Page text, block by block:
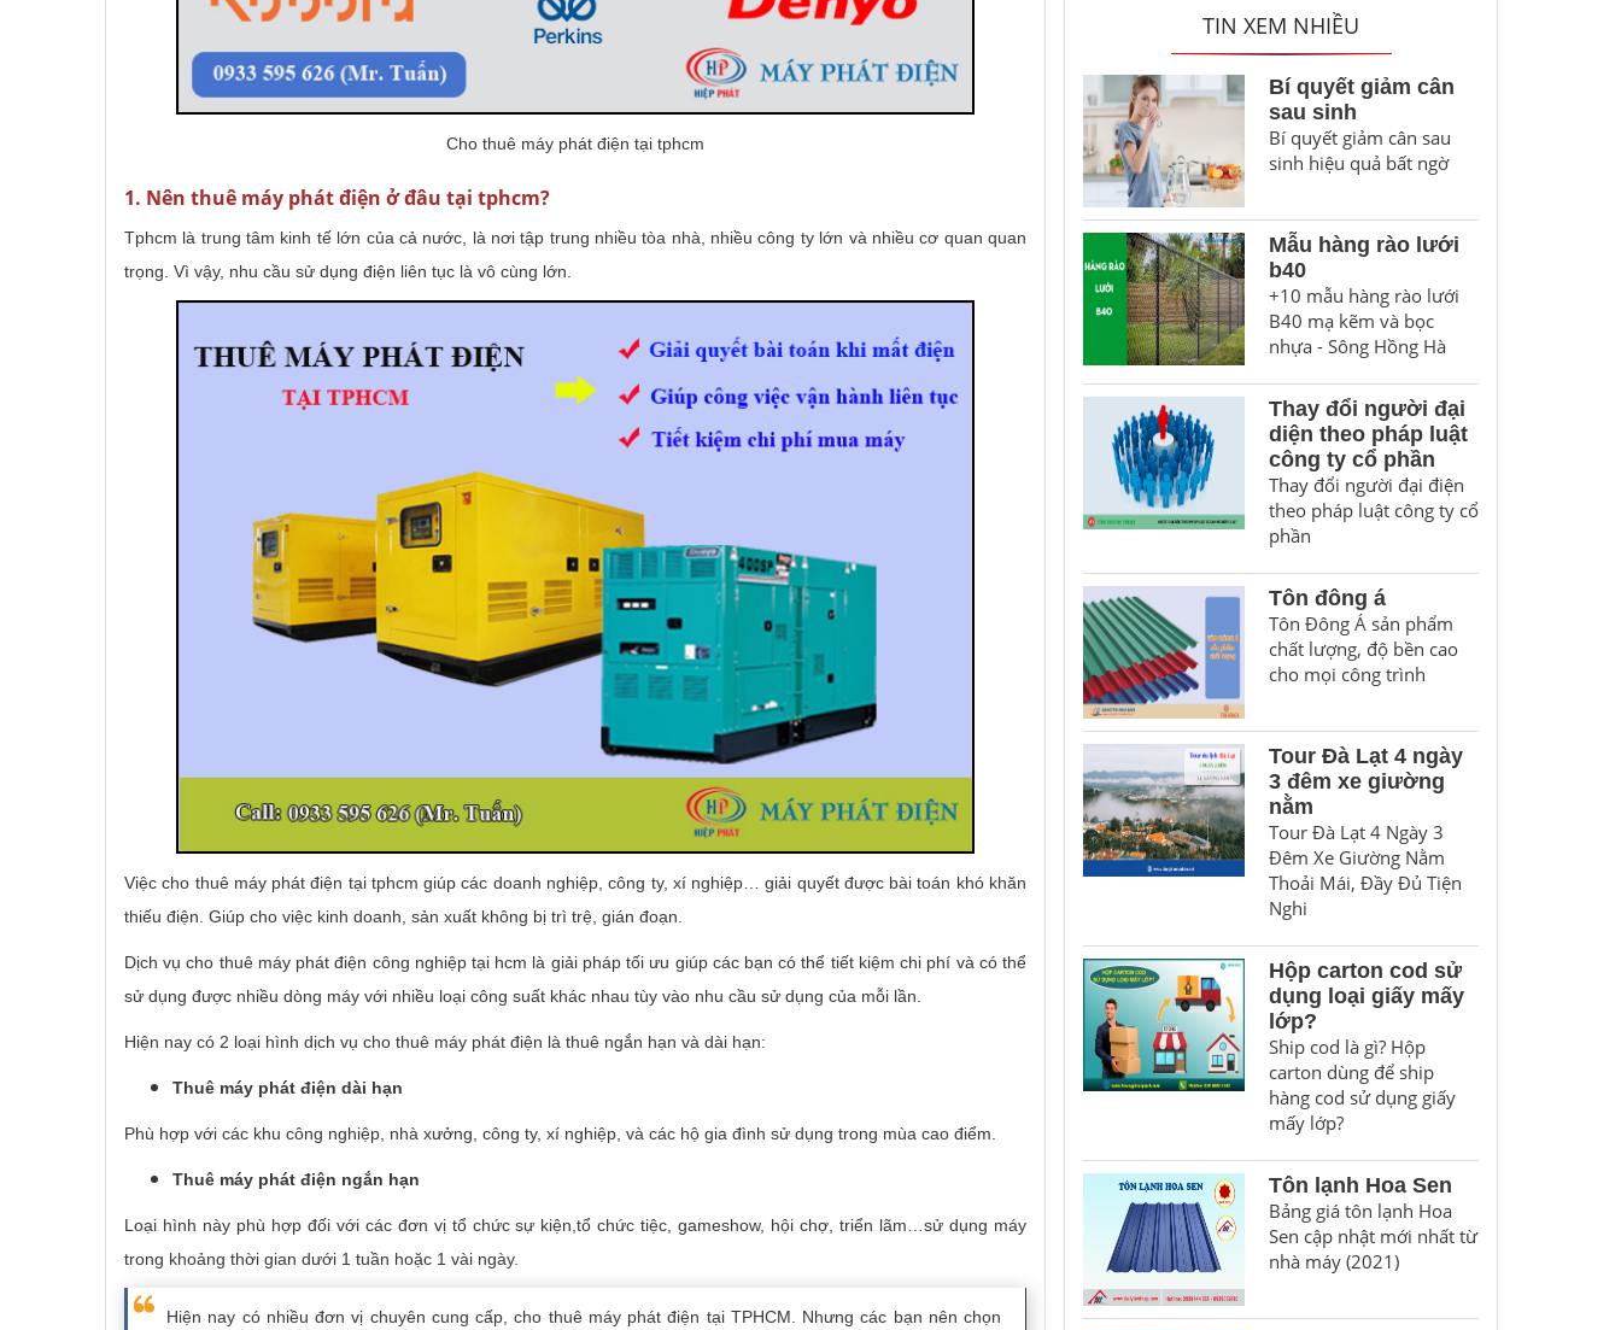
Cho thuê máy phát điện tại tphcm
1. Nên thuê máy phát điện ở đâu tại tphcm?
Tphcm là trung tâm kinh tế lớn của cả nước, là nơi tập trung nhiều tòa nhà, nhiều công ty lớn và nhiều cơ quan quan
trọng. Vì vậy, nhu cầu sử dụng điện liên tục là vô cùng lớn.
Việc cho thuê máy phát điện tại tphcm giúp các doanh nghiệp, công ty, xí nghiệp… giải quyết được bài toán khó khăn
thiếu điện. Giúp cho việc kinh doanh, sản xuất không bị trì trệ, gián đoạn.
Dịch vụ cho thuê máy phát điện công nghiệp tại hcm là giải pháp tối ưu giúp các bạn có thể tiết kiệm chi phí và có thể
sử dụng được nhiều dòng máy với nhiều loại công suất khác nhau tùy vào nhu cầu sử dụng của mỗi lần.
Hiện nay có 2 loại hình dịch vụ cho thuê máy phát điện là thuê ngắn hạn và dài hạn:
Thuê máy phát điện dài hạn
Phù hợp với các khu công nghiệp, nhà xưởng, công ty, xí nghiệp, và các hộ gia đình sử dụng trong mùa cao điểm.
Thuê máy phát điện ngắn hạn
Loại hình này phù hợp đối với các đơn vị tổ chức sự kiện,tổ chức tiệc, gameshow, hội chợ, triển lãm…sử dụng máy
trong khoảng thời gian dưới 1 tuần hoặc 1 vài ngày.
Hiện nay có nhiều đơn vị chuyên cung cấp, cho thuê máy phát điện tại TPHCM. Nhưng các bạn nên chọn
TIN XEM NHIỀU
Bí quyết giảm cân
sau sinh
Bí quyết giảm cân sau
sinh hiệu quả bất ngờ
Mẫu hàng rào lưới
b40
+10 mẫu hàng rào lưới
B40 mạ kẽm và bọc
nhựa - Sông Hồng Hà
Thay đổi người đại
diện theo pháp luật
công ty cổ phần
Thay đổi người đại điện
theo pháp luật công ty cổ
phần
Tôn đông á
Tôn Đông Á sản phẩm
chất lượng, độ bền cao
cho mọi công trình
Tour Đà Lạt 4 ngày
3 đêm xe giường
nằm
Tour Đà Lạt 4 Ngày 3
Đêm Xe Giường Nằm
Thoải Mái, Đầy Đủ Tiện
Nghi
Hộp carton cod sử
dụng loại giấy mấy
lớp?
Ship cod là gì? Hộp
carton dùng để ship
hàng cod sử dụng giấy
mấy lớp?
Tôn lạnh Hoa Sen
Bảng giá tôn lạnh Hoa
Sen cập nhật mới nhất từ
nhà máy (2021)